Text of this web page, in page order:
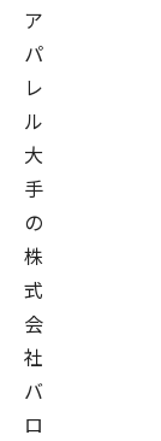
ア
パ
レ
ル
大
手
の
株
式
会
社
バ
ロ